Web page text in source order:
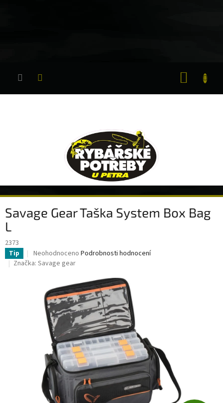
Savage Gear Taška System Box Bag
L
2373
Tip
Průměrné
hodnocení
hvězdiček.
Neohodnoceno Podrobnosti hodnocení
Značka: Savage gear